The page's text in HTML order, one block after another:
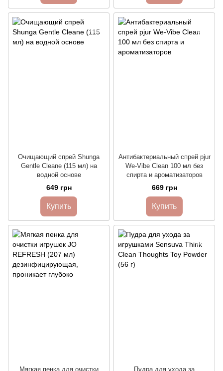
Очищающий спрей Shunga
Gentle Cleane (115 мл) на
водной основе
649 грн
Купить
Антибактериальный спрей pjur
We-Vibe Clean 100 мл без
спирта и ароматизаторов
669 грн
Купить
Мягкая пенка для очистки Пудра для ухода за